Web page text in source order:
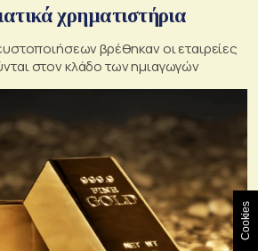
χρηματιστήρια
βρέθηκαν οι εταιρείες
στον κλάδο των ημιαγωγών
Cookies